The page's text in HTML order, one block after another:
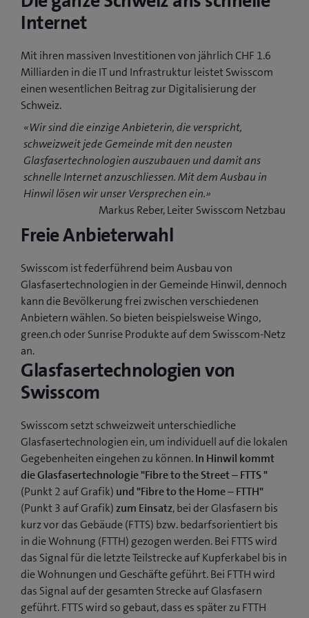
Internet
Mit ihren massiven Investitionen von jährlich CHF 1.6
Milliarden in die IT und Infrastruktur leistet Swisscom
einen wesentlichen Beitrag zur Digitalisierung der
Schweiz.
«Wir sind die einzige Anbieterin, die verspricht,
schweizweit jede Gemeinde mit den neusten
Glasfasertechnologien auszubauen und damit ans
schnelle Internet anzuschliessen. Mit dem Ausbau in
Hinwil lösen wir unser Versprechen ein.»
Markus Reber, Leiter Swisscom Netzbau
Freie Anbieterwahl
Swisscom ist federführend beim Ausbau von
Glasfasertechnologien in der Gemeinde Hinwil, dennoch
kann die Bevölkerung frei zwischen verschiedenen
Anbietern wählen. So bieten beispielsweise Wingo,
green.ch oder Sunrise Produkte auf dem Swisscom-Netz
an.
Glasfasertechnologien von
Swisscom
Swisscom setzt schweizweit unterschiedliche
Glasfasertechnologien ein, um individuell auf die lokalen
Gegebenheiten eingehen zu können.In Hinwil kommt
die Glasfasertechnologie "Fibre to the Street – FTTS "
(Punkt 2 auf Grafik) und "Fibre to the Home – FTTH"
(Punkt 3 auf Grafik)zum Einsatz, bei der Glasfasern bis
kurz vor das Gebäude (FTTS) bzw. bedarfsorientiert bis
in die Wohnung (FTTH) gezogen werden. Bei FTTS wird
das Signal für die letzte Teilstrecke auf Kupferkabel bis in
die Wohnungen und Geschäfte geführt. Bei FTTH wird
das Signal auf der gesamten Strecke auf Glasfasern
geführt. FTTS wird so gebaut, dass es später zu FTTH